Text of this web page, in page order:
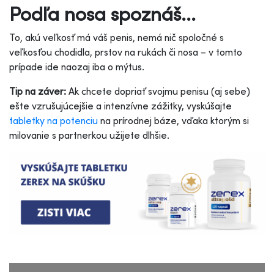
Podľa nosa spoznáš...
To, akú veľkosť má váš penis, nemá nič spoločné s
veľkosťou chodidla, prstov na rukách či nosa – v tomto
prípade ide naozaj iba o mýtus.
Tip na záver: Ak chcete dopriať svojmu penisu (aj sebe)
ešte vzrušujúcejšie a intenzívne zážitky, vyskúšajte
tabletky na potenciu na prírodnej báze, vďaka ktorým si
milovanie s partnerkou užijete dlhšie.